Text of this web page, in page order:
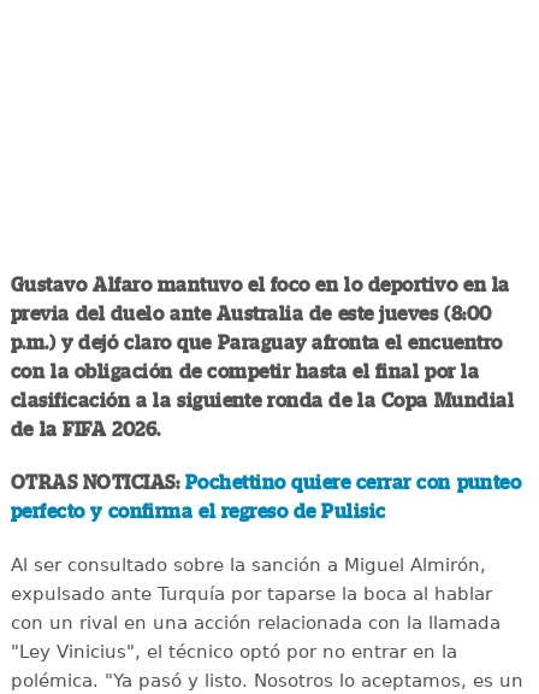
Gustavo Alfaro mantuvo el foco en lo deportivo en la
previa del duelo ante Australia de este jueves (8:00
p.m.) y dejó claro que Paraguay afronta el encuentro
con la obligación de competir hasta el final por la
clasificación a la siguiente ronda de la Copa Mundial
de la FIFA 2026.
OTRAS NOTICIAS: Pochettino quiere cerrar con punteo
perfecto y confirma el regreso de Pulisic
Al ser consultado sobre la sanción a Miguel Almirón,
expulsado ante Turquía por taparse la boca al hablar
con un rival en una acción relacionada con la llamada
"Ley Vinicius", el técnico optó por no entrar en la
polémica. "Ya pasó y listo. Nosotros lo aceptamos, es un